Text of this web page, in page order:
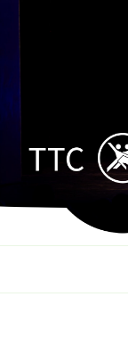
TTC
Tanz- u.